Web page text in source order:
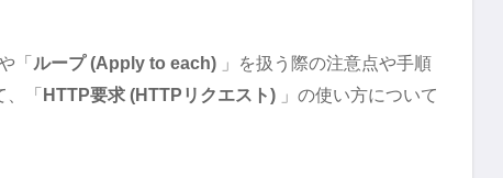
「ループ (Apply to each) 」を扱う際の注意点や手順
、「HTTP要求 (HTTPリクエスト) 」の使い方について